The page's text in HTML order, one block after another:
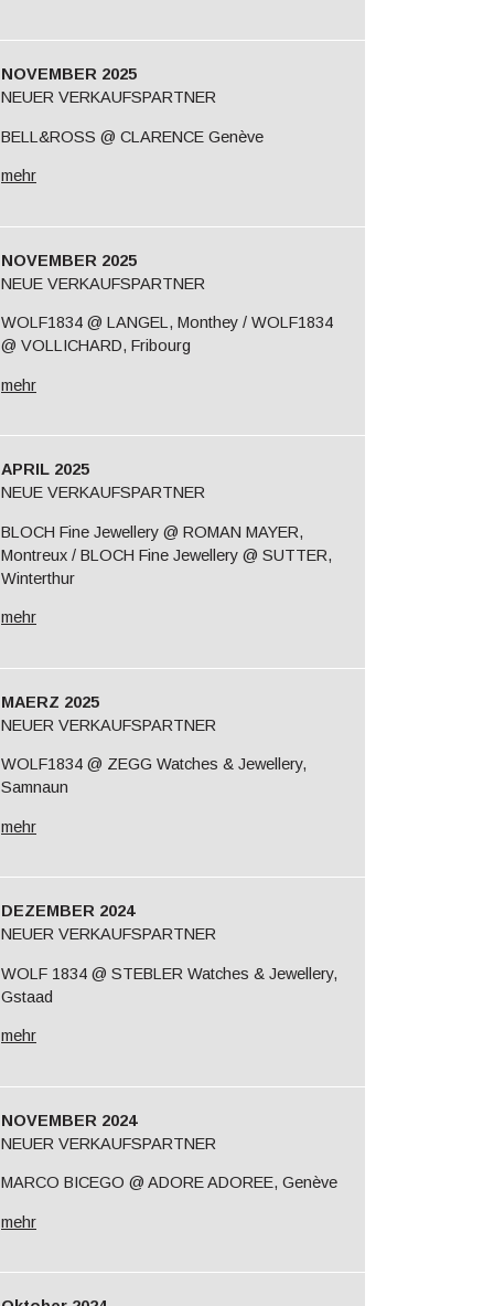
NOVEMBER 2025
NEUER VERKAUFSPARTNER
BELL&ROSS @ CLARENCE Genève
mehr
NOVEMBER 2025
NEUE VERKAUFSPARTNER
WOLF1834 @ LANGEL, Monthey / WOLF1834
@ VOLLICHARD, Fribourg
mehr
APRIL 2025
NEUE VERKAUFSPARTNER
BLOCH Fine Jewellery @ ROMAN MAYER,
Montreux / BLOCH Fine Jewellery @ SUTTER,
Winterthur
mehr
MAERZ 2025
NEUER VERKAUFSPARTNER
WOLF1834 @ ZEGG Watches & Jewellery,
Samnaun
mehr
DEZEMBER 2024
NEUER VERKAUFSPARTNER
WOLF 1834 @ STEBLER Watches & Jewellery,
Gstaad
mehr
NOVEMBER 2024
NEUER VERKAUFSPARTNER
MARCO BICEGO @ ADORE ADOREE, Genève
mehr